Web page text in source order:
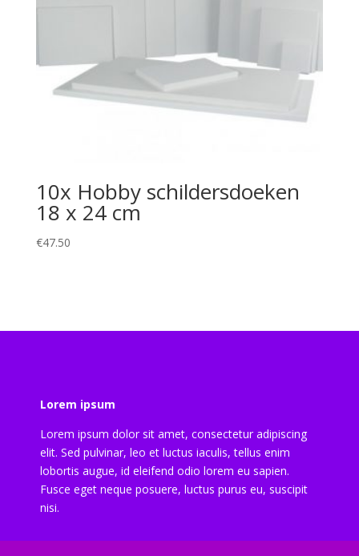
10x Hobby schildersdoeken
18 x 24 cm
€47.50
Lorem ipsum
Lorem ipsum dolor sit amet, consectetur adipiscing
elit. Sed pulvinar, leo et luctus iaculis, tellus enim
lobortis augue, id eleifend odio lorem eu sapien.
Fusce eget neque posuere, luctus purus eu, suscipit
nisi.